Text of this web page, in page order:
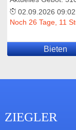
02.09.2026
Noch 26 Tage, 11
Bieten
ZIEGLER